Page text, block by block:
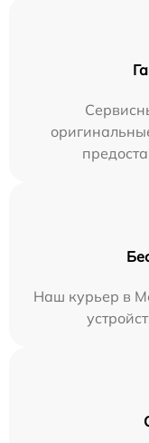
Наш курьер в